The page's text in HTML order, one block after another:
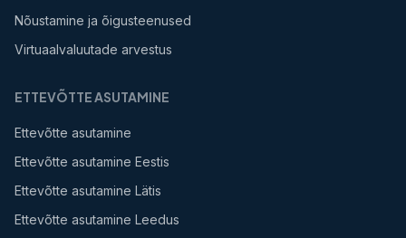
Nõustamine ja õigusteenused
Virtuaalvaluutade arvestus
ETTEVÕTTE ASUTAMINE
Ettevõtte asutamine
Ettevõtte asutamine Eestis
Ettevõtte asutamine Lätis
Ettevõtte asutamine Leedus